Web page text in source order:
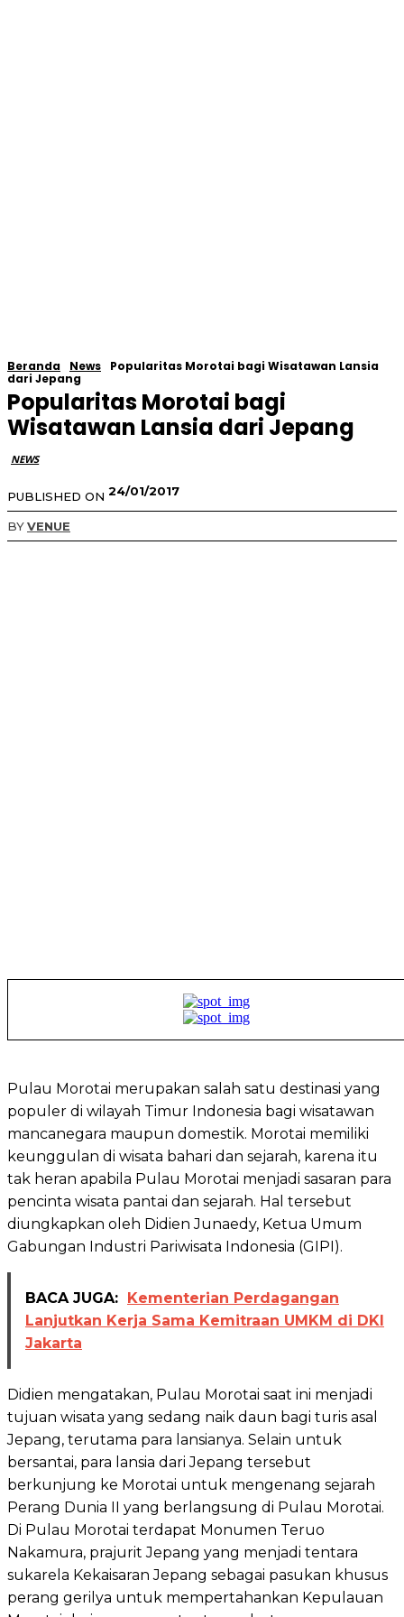
Beranda News
Popularitas Morotai bagi Wisatawan Lansia
dari Jepang
Popularitas Morotai bagi
Wisatawan Lansia dari Jepang
NEWS
PUBLISHED ON 24/01/2017
BYVENUE
Pulau Morotai merupakan salah satu destinasi yang
populer di wilayah Timur Indonesia bagi wisatawan
mancanegara maupun domestik. Morotai memiliki
keunggulan di wisata bahari dan sejarah, karena itu
tak heran apabila Pulau Morotai menjadi sasaran para
pencinta wisata pantai dan sejarah. Hal tersebut
diungkapkan oleh Didien Junaedy, Ketua Umum
Gabungan Industri Pariwisata Indonesia (GIPI).
BACA JUGA: Kementerian Perdagangan
Lanjutkan Kerja Sama Kemitraan UMKM di DKI
Jakarta
Didien mengatakan, Pulau Morotai saat ini menjadi
tujuan wisata yang sedang naik daun bagi turis asal
Jepang, terutama para lansianya. Selain untuk
bersantai, para lansia dari Jepang tersebut
berkunjung ke Morotai untuk mengenang sejarah
Perang Dunia II yang berlangsung di Pulau Morotai.
Di Pulau Morotai terdapat Monumen Teruo
Nakamura, prajurit Jepang yang menjadi tentara
sukarela Kekaisaran Jepang sebagai pasukan khusus
perang gerilya untuk mempertahankan Kepulauan